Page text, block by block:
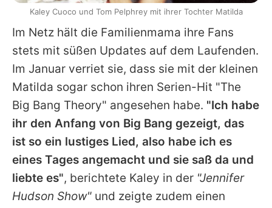
Im Netz hält die Familienmama ihre Fans
stets mit süßen Updates auf dem Laufenden.
Im Januar verriet sie, dass sie mit der kleinen
Matilda sogar schon ihren Serien-Hit "The
Big Bang Theory" angesehen habe. "Ich habe
ihr den Anfang von Big Bang gezeigt, das
ist so ein lustiges Lied, also habe ich es
eines Tages angemacht und sie saß da und
liebte es", berichtete Kaley in der "Jennifer
Hudson Show" und zeigte zudem einen
Kaley Cuoco und Tom Pelphrey mit ihrer Tochter Matilda